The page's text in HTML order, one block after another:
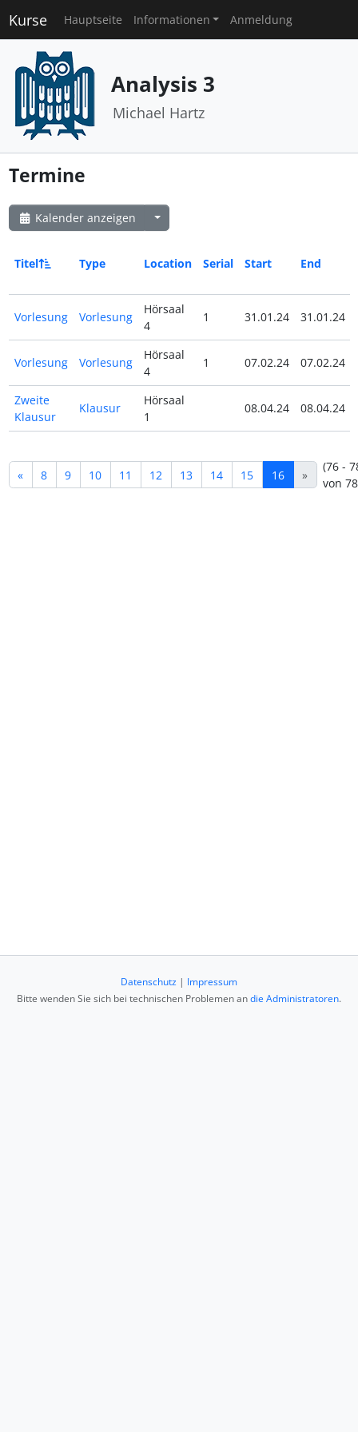
Kurse Hauptseite Informationen Anmeldung
Analysis 3
Michael Hartz
Termine
Kalender anzeigen
Titel Type Location Serial Start End
Vorlesung Vorlesung
Hörsaal
4
1 31.01.24 31.01.24
Vorlesung Vorlesung
Hörsaal
4
1 07.02.24 07.02.24
Zweite
Klausur
Klausur
Hörsaal
1
08.04.24 08.04.24
« 8 9 10 11 12 13 14 15 16 »
(76 -
von
Datenschutz | Impressum
Bitte wenden Sie sich bei technischen Problemen andie Administratoren.